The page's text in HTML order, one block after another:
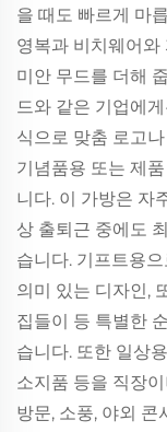
을 때도 빠르게 마
영복과 비치웨어와
미안 무드를 더해
드와 같은 기업에
식으로 맞춤 로고
기념품용 또는 제
니다. 이 가방은 자
상 출퇴근 중에도
습니다. 기프트용
의미 있는 디자인,
집들이 등 특별한
습니다. 또한 일상
소지품 등을 직장
방문, 소풍, 야외